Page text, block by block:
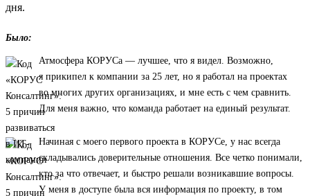
дня.
Было:
Атмосфера КОРУСа — лучшее, что я видел. Возможно,
я прикипел к компании за 25 лет, но я работал на проектах
во многих других организациях, и мне есть с чем сравнить.
Для меня важно, что команда работает на единый результат.
Начиная с моего первого проекта в КОРУСе, у нас всегда
складывались доверительные отношения. Все четко понимали,
кто за что отвечает, и быстро решали возникавшие вопросы.
У меня в доступе была вся информация по проекту, в том